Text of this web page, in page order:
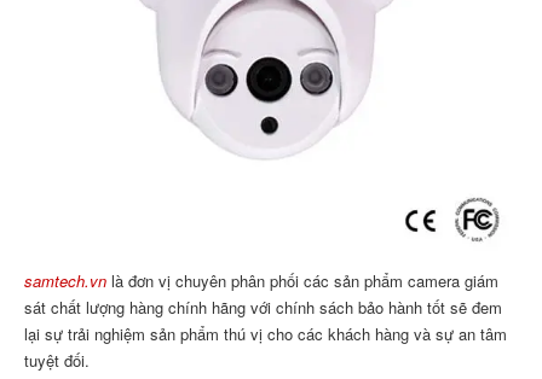
samtech.vn là đơn vị chuyên phân phối các sản phẩm camera giám
sát chất lượng hàng chính hãng với chính sách bảo hành tốt sẽ đem
lại sự trải nghiệm sản phẩm thú vị cho các khách hàng và sự an tâm
tuyệt đối.